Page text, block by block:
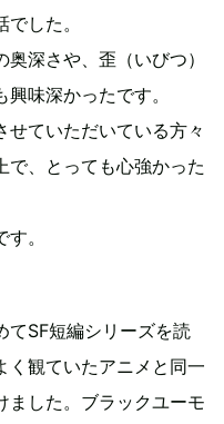
した。
深さや、歪（いびつ）
味深かったです。
ていただいている方々
で、とっても心強かった
。
てSF短編シリーズを読
く観ていたアニメと同一
ました。ブラックユーモ